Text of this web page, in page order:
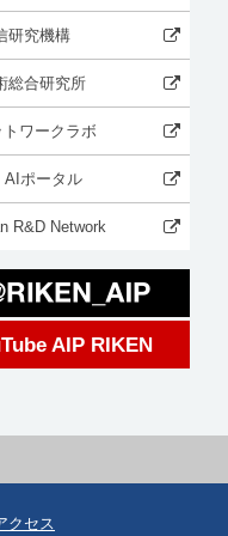
研究機構
総合研究所
ワークラボ
ポータル
R&D Network
AIP RIKEN
クセス